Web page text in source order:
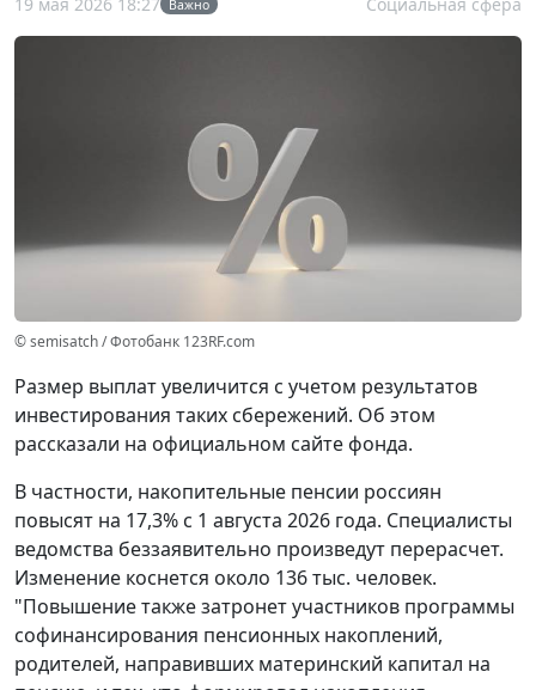
Важно
© semisatch / Фотобанк 123RF.com
Размер выплат увеличится с учетом результатов
инвестирования таких сбережений. Об этом
рассказали на официальном сайте фонда.
В частности, накопительные пенсии россиян
повысят на 17,3% с 1 августа 2026 года. Специалисты
ведомства беззаявительно произведут перерасчет.
Изменение коснется около 136 тыс. человек.
"Повышение также затронет участников программы
софинансирования пенсионных накоплений,
родителей, направивших материнский капитал на